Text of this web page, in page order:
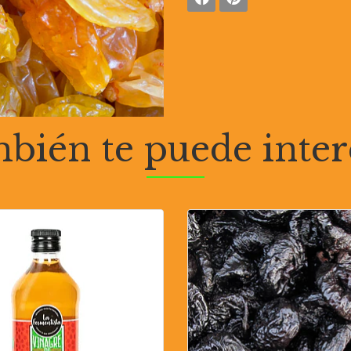
te puede